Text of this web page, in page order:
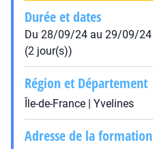
Durée et dates
Du 28/09/24 au 29/09/24
(2 jour(s))
Région et Département
Île-de-France | Yvelines
Adresse de la formation